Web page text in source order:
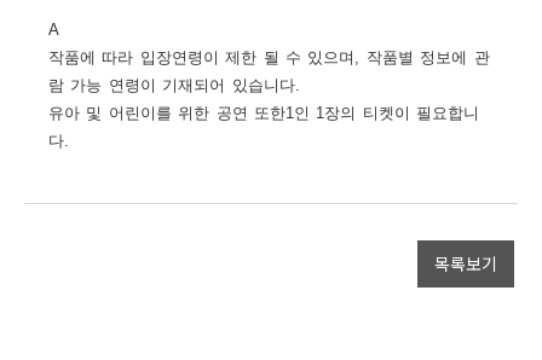
A
작품에 따라 입장연령이 제한 될 수 있으며 , 작품별 정보에 관
람 가능 연령이 기재되어 있습니다.
유아 및 어린이를 위한 공연 또한1인 1장의 티켓이 필요합니
다.
목록보기